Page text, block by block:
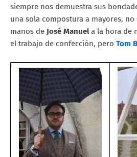
siempre nos demuestra sus
una sola compostura a mayores, no
manos de José Manuela la hora de
el trabajo de confección, pero Tom